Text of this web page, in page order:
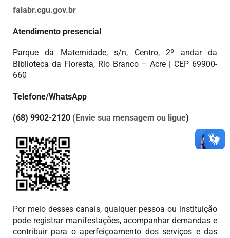
falabr.cgu.gov.br
Atendimento presencial
Parque da Maternidade, s/n, Centro, 2º andar da
Biblioteca da Floresta, Rio Branco – Acre | CEP 69900-
660
Telefone/WhatsApp
(68) 9902-2120 ( Envie sua mensagem ou ligue)
Por meio desses canais, qualquer pessoa ou instituição
pode registrar manifestações, acompanhar demandas e
contribuir para o aperfeiçoamento dos serviços e das